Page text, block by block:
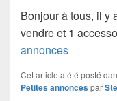
Bonjour à tous, il y
vendre et 1
annonces
Cet article a été posté
Petites annoncespar